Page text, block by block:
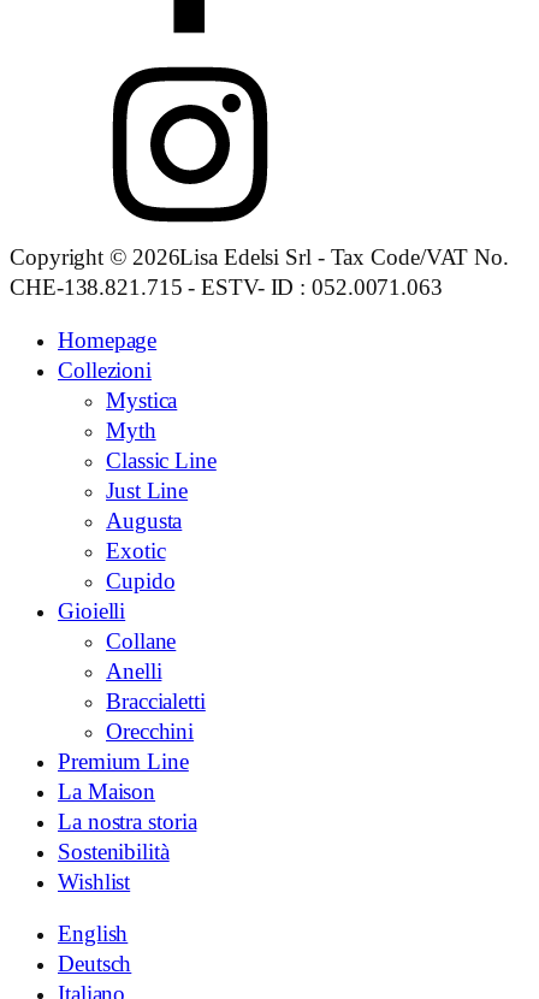
Copyright © 2026Lisa Edelsi Srl - Tax Code/VAT No.
CHE-138.821.715 - ESTV- ID : 052.0071.063
Homepage
Collezioni
Mystica
Myth
Classic Line
Just Line
Augusta
Exotic
Cupido
Gioielli
Collane
Anelli
Braccialetti
Orecchini
Premium Line
La Maison
La nostra storia
Sostenibilità
Wishlist
English
Deutsch